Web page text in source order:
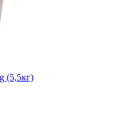
(5,5кг)